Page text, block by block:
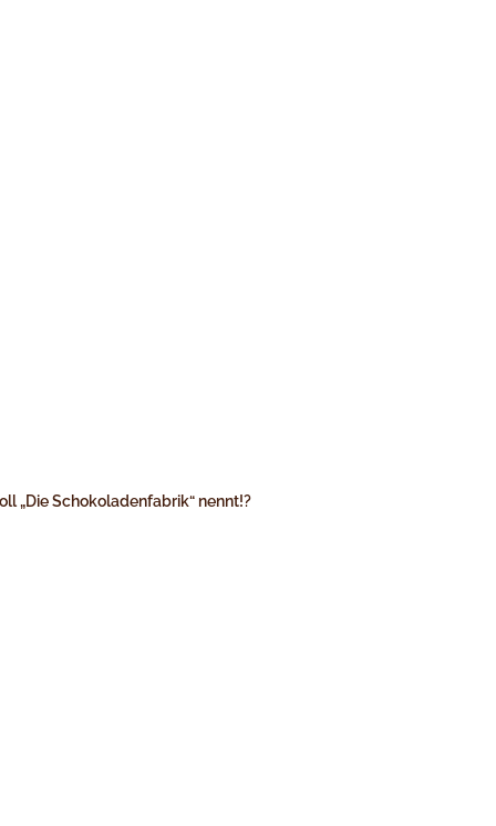
„Die Schokoladenfabrik“ nennt!?